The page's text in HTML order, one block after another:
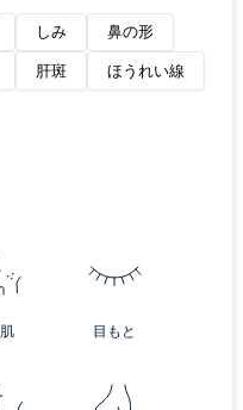
しみ 鼻の形
肝斑 ほうれい線
肌 目もと